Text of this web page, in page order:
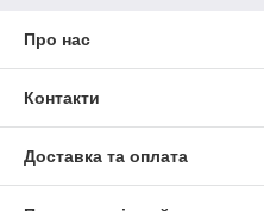
Про нас
Контакти
Доставка та оплата